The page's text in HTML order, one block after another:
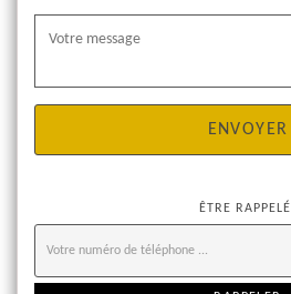
ÊTRE RAPPELÉ